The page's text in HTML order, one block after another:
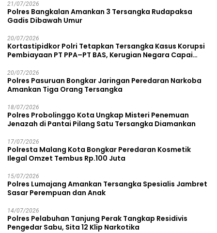
21/07/2026
Polres Bangkalan Amankan 3 Tersangka Rudapaksa
Gadis Dibawah Umur
20/07/2026
Kortastipidkor Polri Tetapkan Tersangka Kasus Korupsi
Pembiayaan PT PPA–PT BAS, Kerugian Negara Capai
20/07/2026
Polres Pasuruan Bongkar Jaringan Peredaran Narkoba
Amankan Tiga Orang Tersangka
18/07/2026
Polres Probolinggo Kota Ungkap Misteri Penemuan
Jenazah di Pantai Pilang Satu Tersangka Diamankan
17/07/2026
Polresta Malang Kota Bongkar Peredaran Kosmetik
Ilegal Omzet Tembus Rp.100 Juta
15/07/2026
Polres Lumajang Amankan Tersangka Spesialis Jambret
Sasar Perempuan dan Anak
14/07/2026
Polres Pelabuhan Tanjung Perak Tangkap Residivis
Pengedar Sabu, Sita 12 Klip Narkotika